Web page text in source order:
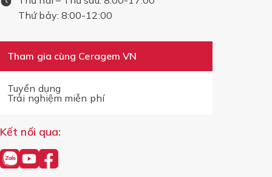
Thứ bảy: 8:00-12:00
Tham gia cùng Ceragem VN
Tuyển dụng
Trải nghiệm miễn phí
Kết nối qua: